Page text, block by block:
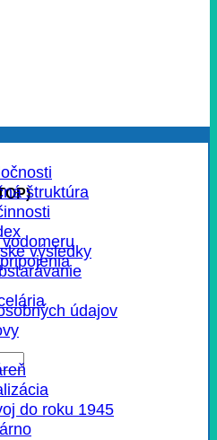
štruktúra
výsledky
údajov
do roku 1945